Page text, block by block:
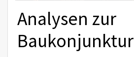
Analysen zur
Baukonjunktur